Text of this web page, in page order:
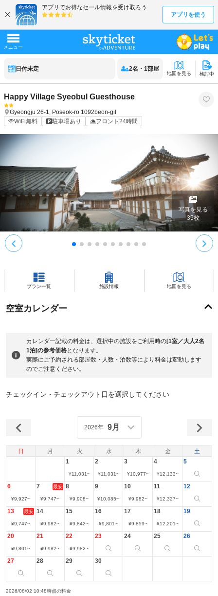
日付未定 2名 ・ 1部屋
地図を見る 検討中
Happy Village Syeobul Guesthouse
Gyeongju 26-1, Poseok-ro 1092beon-gil
WiFi無料
駐車場あり フロント24時間
写真を見る
35枚
プラン一覧 施設情報 地図を見る
空室カレンダー
カレンダー記載の料金は、選択中の施設をご利用時の[1室／大人2名
1泊]の参考価格となります。
実際にご予約される部屋数・人数・泊数等により料金は変動します
のでご注意ください。
チェックイン・チェックアウト日を選択してください
日 月 火 水 木 金 土
2026年 9月
1
¥11,031~
2
¥11,031~
3
¥10,977~
4
¥12,133~
5
6
¥9,927~
7 最安
¥9,747~
8
¥9,908~
9
¥10,085~
10
¥9,982~
11
¥12,327~
12
13 最安
¥9,747~
14
¥9,982~
15
¥9,842~
16
¥9,801~
17
¥9,859~
18
¥12,201~
19
20
¥9,801~
21
¥9,982~
22
¥9,982~
23 24 25 26
27 28 29 30
2026/08/02 10:48時点の料金